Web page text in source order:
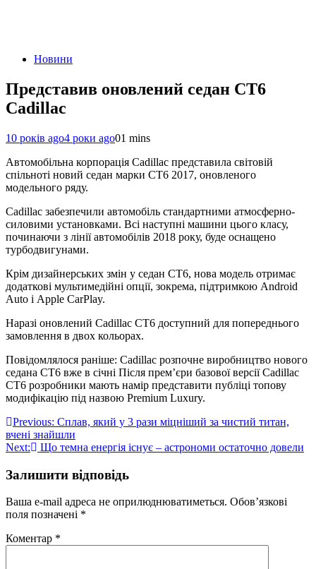
Новини
Представив оновлений седан CT6
Cadillac
10 років ago4 роки ago01 mins
Автомобільна корпорація Cadillac представила світовій
спільноті новий седан марки CT6 2017, оновленого
модельного ряду.
Cadillac забезпечили автомобіль стандартними атмосферно-
силовими установками. Всі наступні машини цього класу,
починаючи з лінії автомобілів 2018 року, буде оснащено
турбодвигунами.
Крім дизайнерських змін у седан CT6, нова модель отримає
додаткові мультимедійні опції, зокрема, підтримкою Android
Auto і Apple CarPlay.
Наразі оновлений Cadillac CT6 доступний для попереднього
замовлення в двох кольорах.
Повідомлялося раніше: Cadillac розпочне виробництво нового
седана СТ6 вже в січні Після прем’єри базової версії Cadillac
CT6 розробники мають намір представити публіці топову
модифікацію під назвою Premium Luxury.
Навігація
записів
Previous: Сплав, який у 3 рази міцніший за чистий титан,
вчені знайшли
Next:
Що темна енергія існує – астрономи остаточно довели
Залишити відповідь
Ваша e-mail адреса не оприлюднюватиметься. Обов’язкові
поля позначені *
Коментар *